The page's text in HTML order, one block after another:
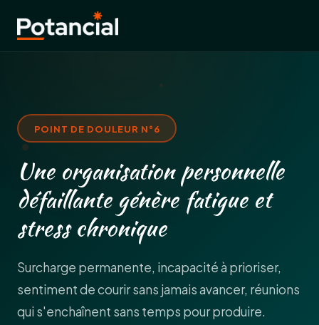
POINT DE DOULEUR N°6
Une organisation personnelle
défaillante génère fatigue et
stress chronique
Surcharge permanente, incapacité à prioriser,
sentiment de courir sans jamais avancer, réunions
qui s'enchaînent sans temps pour produire.